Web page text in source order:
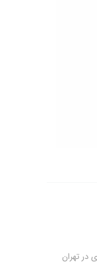
در تهران